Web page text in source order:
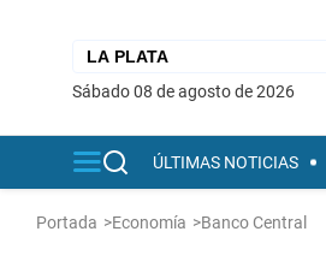
sábado 08 de agosto de 2026
ÚLTIMAS NOTICIAS
Portada >Economía >Banco Central